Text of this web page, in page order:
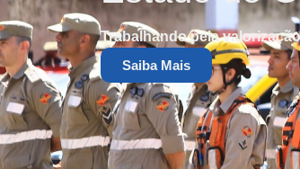
Trabalhando pela
Saiba Mais